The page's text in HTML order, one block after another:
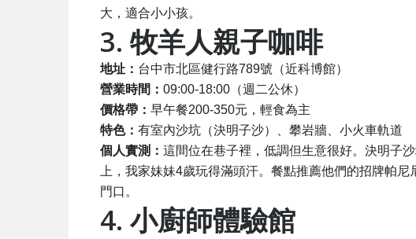
大，適合小小孩。
3. 牧羊人親子咖啡
地址： 台中市北區健行路789號（近科博館）
營業時間： 09:00-18:00（週二公休）
價格帶： 早午餐200-350元，輕食為主
特色： 有室內沙坑（決明子沙）、攀岩牆、小火車軌道
個人實測： 這間位在巷子裡，低調但生意很好。決明子
上，我家妹妹4歲玩得滿頭汗。餐點推薦他們的招牌帕
門口。
4. 小廚師體驗館